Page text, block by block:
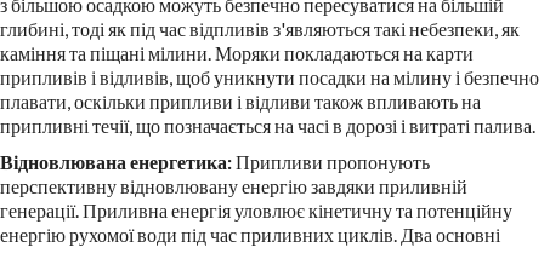
глибині, тоді як під час відпливів з'являються такі небезпеки, як
каміння та піщані мілини. Моряки покладаються на карти
припливів і відливів, щоб уникнути посадки на мілину і безпечно
плавати, оскільки припливи і відливи також впливають на
припливні течії, що позначається на часі в дорозі і витраті палива.
Відновлювана енергетика:Припливи пропонують
перспективну відновлювану енергію завдяки приливній
генерації. Приливна енергія уловлює кінетичну та потенційну
енергію рухомої води під час приливних циклів. Два основні